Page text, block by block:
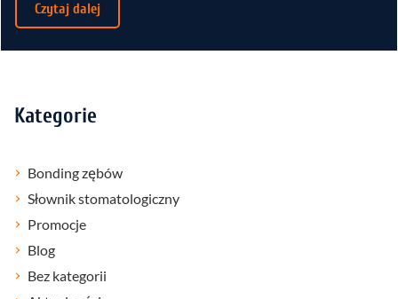
Czytaj dalej
Kategorie
Bonding zębów
Słownik stomatologiczny
Promocje
Blog
Bez kategorii